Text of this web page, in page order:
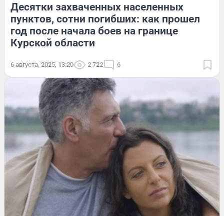
Десятки захваченных населенных
пунктов, сотни погибших: как прошел
год после начала боев на границе
Курской области
6 августа, 2025, 13:20 2 722 6